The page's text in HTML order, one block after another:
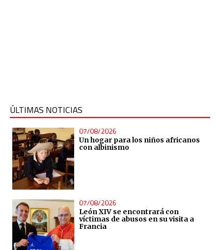
ÚLTIMAS NOTICIAS
07/08/2026
Un hogar para los niños africanos
con albinismo
07/08/2026
León XIV se encontrará con
víctimas de abusos en su visita a
Francia